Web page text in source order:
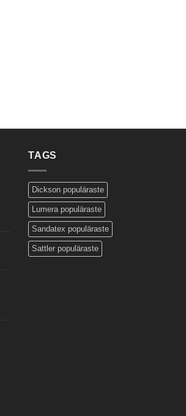
TAGS
Dickson populäraste
Lumera populäraste
Sandatex populäraste
Sattler populäraste